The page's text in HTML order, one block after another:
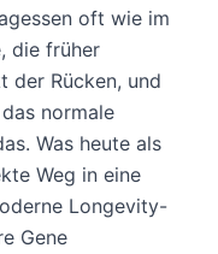
oft wie im
die früher
der Rücken, und
normale
Was heute als
Weg in eine
Longevity-
Gene